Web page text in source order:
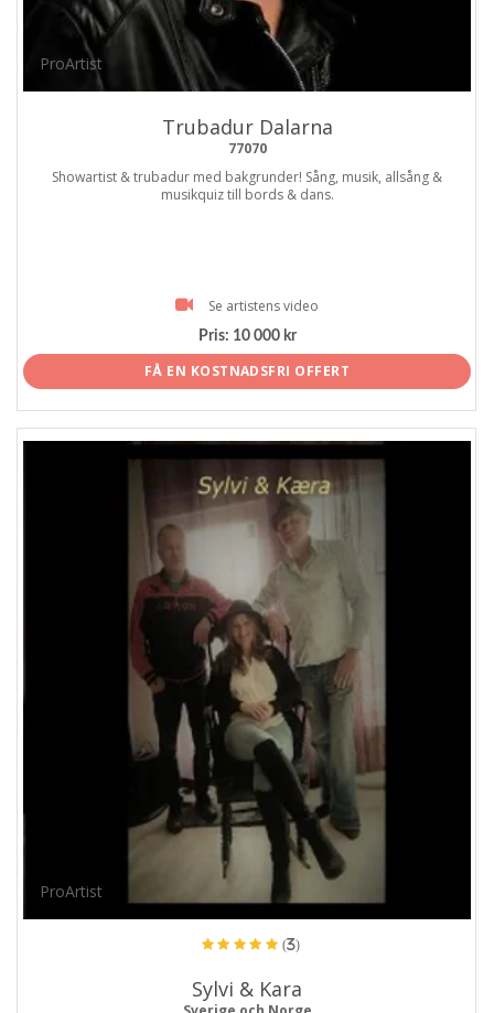
ProArtist
Trubadur Dalarna
77070
Showartist & trubadur med bakgrunder! Sång, musik, allsång &
musikquiz till bords & dans.
Se artistens video
Pris: 10 000 kr
FÅ EN KOSTNADSFRI OFFERT
ProArtist
(3)
Sylvi & Kara